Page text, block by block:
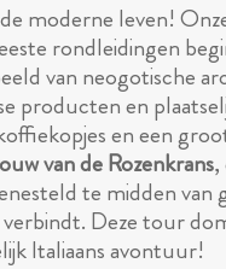
moderne leven!
rondleidingen
van neogotische
producten en
en een
van de Rozenkrans,
te midden
Deze tour
Italiaans avontuur!